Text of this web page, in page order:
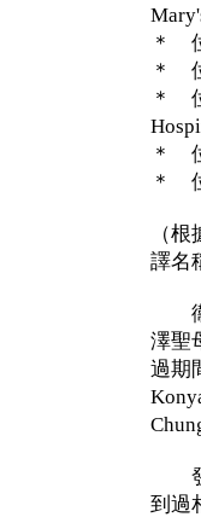
＊
＊
＊
＊
＊
（
譯名
衞
澤聖
過期
發
到過